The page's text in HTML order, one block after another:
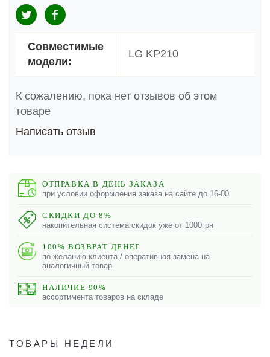
Совместимые
модели:
LG KP210
К сожалению, пока нет отзывов об этом
товаре
Написать отзыв
ОТПРАВКА В ДЕНЬ ЗАКАЗА
при условии оформления заказа на сайте до 16-00
СКИДКИ ДО 8%
накопительная система скидок уже от 1000грн
100% ВОЗВРАТ ДЕНЕГ
по желанию клиента / оперативная замена на
аналогичный товар
НАЛИЧИЕ 90%
ассортимента товаров на складе
ТОВАРЫ НЕДЕЛИ